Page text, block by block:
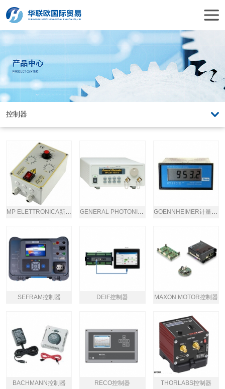
MP ELETTRONICA新型频率控制器 GENERAL PHOTONICS偏振控制器 GOENNHEIMER计量控制器
SEFRAM控制器 DEIF控制器 MAXON MOTOR控制器
BACHMANN控制器 RECO控制器 THORLABS控制器